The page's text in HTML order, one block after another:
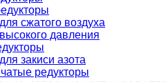
сжатого воздуха
давления
закиси азота
редукторы